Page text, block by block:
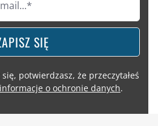
SIĘ
potwierdzasz, że przeczytałeś
informacje o ochronie danych.